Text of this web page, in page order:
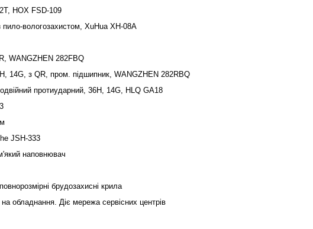
HOX FSD-109
пило-вологозахистом, XuHua XH-08A
WANGZHEN 282FBQ
14G, з QR, пром. підшипник, WANGZHEN 282RBQ
протиударний, 36H, 14G, HLQ GA18
JSH-333
наповнювач
брудозахисні крила
обладнання. Діє мережа сервісних центрів